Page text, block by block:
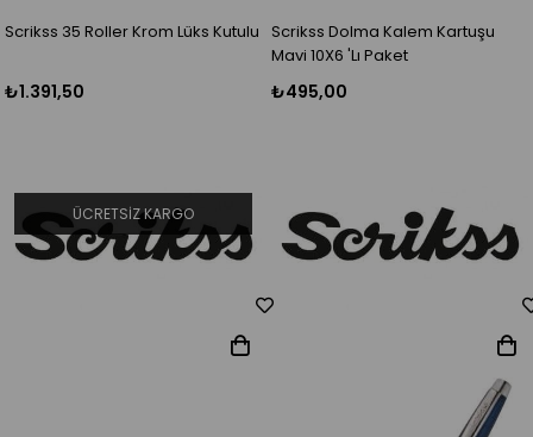
Scrikss 35 Roller Krom Lüks Kutulu
₺1.391,50
ÜCRETSIZ KARGO
Scrikss Dolma Kalem Kartuşu
Mavi 10X6 'Lı Paket
₺495,00